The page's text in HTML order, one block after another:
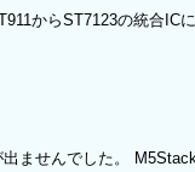
からST7123の統合IC
ませんでした。